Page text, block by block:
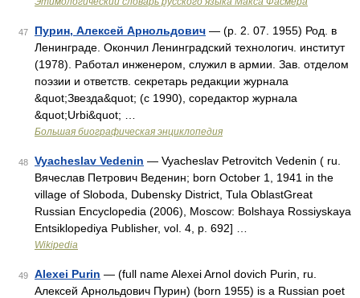
47 Пурин, Алексей Арнольдович — (р. 2. 07. 1955) Род. в
Ленинграде. Окончил Ленинградский технологич. институт
(1978). Работал инженером, служил в армии. Зав. отделом
поэзии и ответств. секретарь редакции журнала
&quot;Звезда&quot; (с 1990), соредактор журнала
&quot;Urbi&quot; …
Большая биографическая энциклопедия
48 Vyacheslav Vedenin — Vyacheslav Petrovitch Vedenin ( ru.
Вячеслав Петрович Веденин; born October 1, 1941 in the
village of Sloboda, Dubensky District, Tula OblastGreat
Russian Encyclopedia (2006), Moscow: Bolshaya Rossiyskaya
Entsiklopediya Publisher, vol. 4, p. 692] …
Wikipedia
49 Alexei Purin — (full name Alexei Arnol dovich Purin, ru.
Алексей Арнольдович Пурин) (born 1955) is a Russian poet